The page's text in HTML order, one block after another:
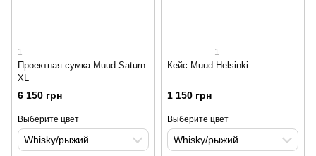
1
Проектная сумка Muud Saturn
XL
6 150 грн
Выберите цвет
Whisky/рыжий
1
Кейс Muud Helsinki
1 150 грн
Выберите цвет
Whisky/рыжий